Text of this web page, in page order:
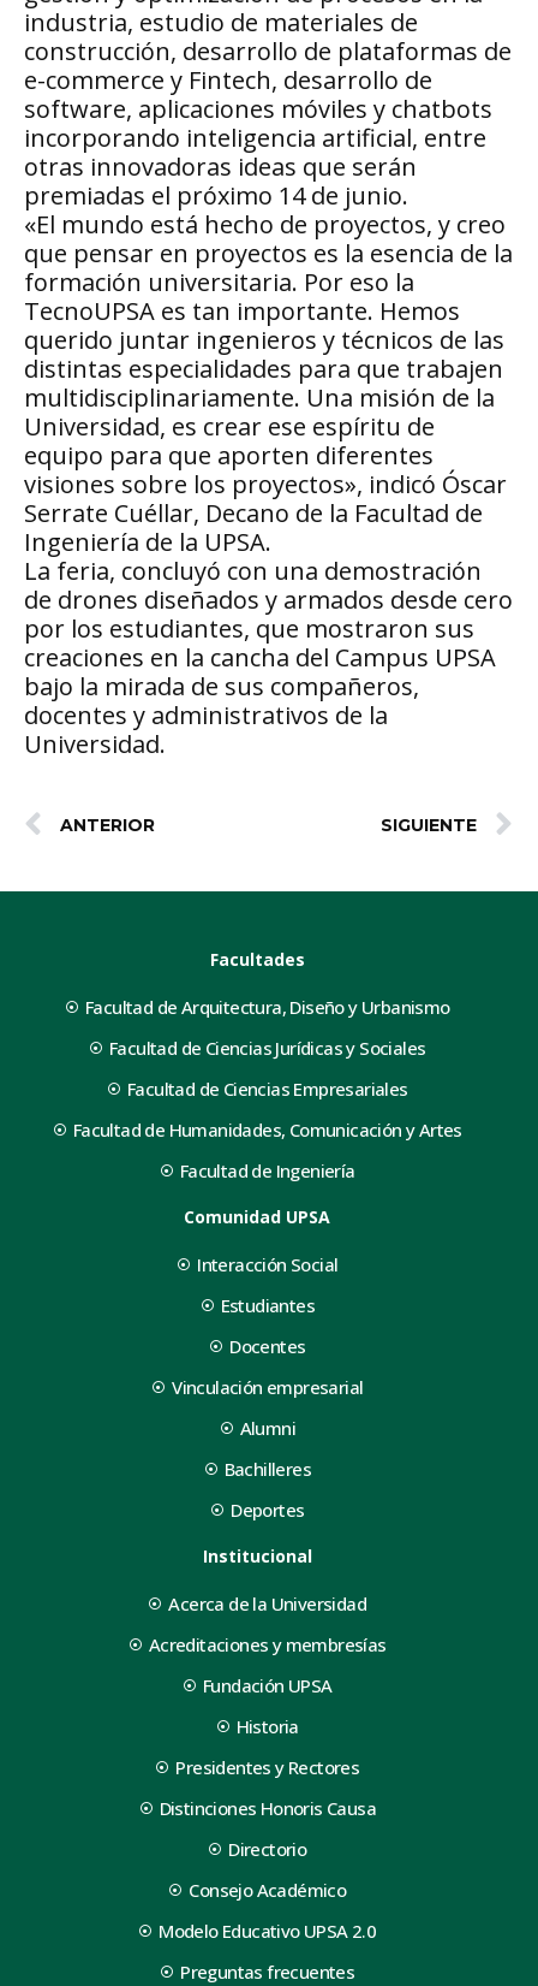
industria, estudio de materiales de
construcción, desarrollo de plataformas de
e-commerce y Fintech, desarrollo de
software, aplicaciones móviles y chatbots
incorporando inteligencia artificial, entre
otras innovadoras ideas que serán
premiadas el próximo 14 de junio.
«El mundo está hecho de proyectos, y creo
que pensar en proyectos es la esencia de la
formación universitaria. Por eso la
TecnoUPSA es tan importante. Hemos
querido juntar ingenieros y técnicos de las
distintas especialidades para que trabajen
multidisciplinariamente. Una misión de la
Universidad, es crear ese espíritu de
equipo para que aporten diferentes
visiones sobre los proyectos», indicó Óscar
Serrate Cuéllar, Decano de la Facultad de
Ingeniería de la UPSA.
La feria, concluyó con una demostración
de drones diseñados y armados desde cero
por los estudiantes, que mostraron sus
creaciones en la cancha del Campus UPSA
bajo la mirada de sus compañeros,
docentes y administrativos de la
Universidad.
ANTERIOR SIGUIENTE
Facultades
Facultad de Arquitectura, Diseño y Urbanismo
Facultad de Ciencias Jurídicas y Sociales
Facultad de Ciencias Empresariales
Facultad de Humanidades, Comunicación y Artes
Facultad de Ingeniería
Comunidad UPSA
Interacción Social
Estudiantes
Docentes
Vinculación empresarial
Alumni
Bachilleres
Deportes
Institucional
Acerca de la Universidad
Acreditaciones y membresías
Fundación UPSA
Historia
Presidentes y Rectores
Distinciones Honoris Causa
Directorio
Consejo Académico
Modelo Educativo UPSA 2.0
Preguntas frecuentes